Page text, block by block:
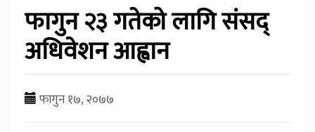
फागुन २३ गतेको लागि संसद्
अधिवेशन आह्वान
फागुन १७, २०७७